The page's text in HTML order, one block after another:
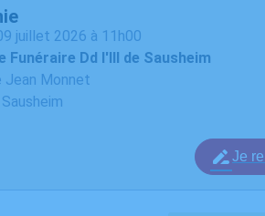
juillet 2026 à 11h00
Funéraire Dd l'Ill de Sausheim
Jean Monnet
Je